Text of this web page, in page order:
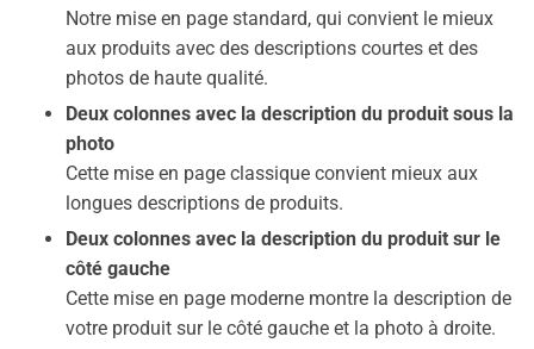
Notre mise en page standard, qui convient le mieux
aux produits avec des descriptions courtes et des
photos de haute qualité.
Deux colonnes avec la description du produit sous la
photo
Cette mise en page classique convient mieux aux
longues descriptions de produits.
Deux colonnes avec la description du produit sur le
côté gauche
Cette mise en page moderne montre la description de
votre produit sur le côté gauche et la photo à droite.